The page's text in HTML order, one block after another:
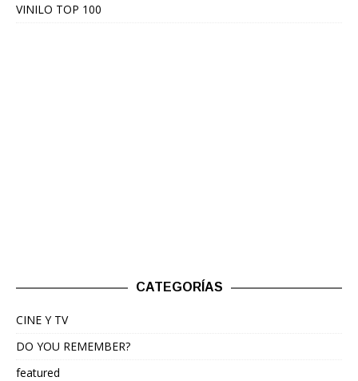
VINILO TOP 100
CATEGORÍAS
CINE Y TV
DO YOU REMEMBER?
featured